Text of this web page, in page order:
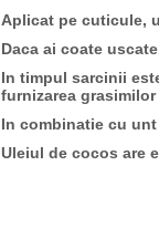
Aplicat pe cuticule,
Daca ai coate
In timpul sarcinii
furnizarea
In combinatie cu
Uleiul de cocos are